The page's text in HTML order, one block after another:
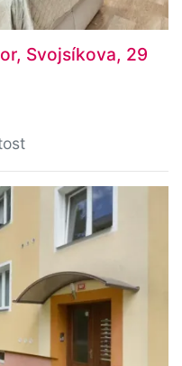
Svojsíkova, 29